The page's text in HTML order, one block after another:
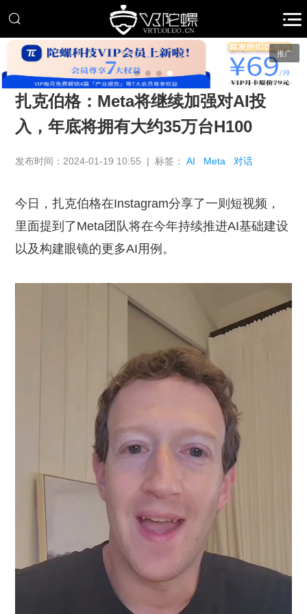
推广
扎克伯格：Meta将继续加强对AI投
入，年底将拥有大约35万台H100
发布时间：2024-01-19 10:55 | 标签：AI Meta 对话
今日，扎克伯格在Instagram分享了一则短视频，
里面提到了Meta团队将在今年持续推进AI基础建设
以及构建眼镜的更多AI用例。